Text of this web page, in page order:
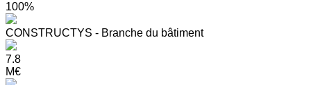
100%
CONSTRUCTYS - Branche du bâtiment
7.8
M€